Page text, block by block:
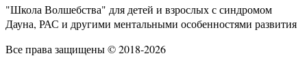
"Школа Волшебства" для детей и взрослых с синдромом
Дауна, РАС и другими ментальными особенностями развития
Все права защищены © 2018-2026